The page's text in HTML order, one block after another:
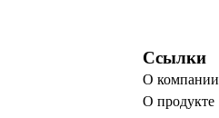
Ссылки
О компании
О продукте